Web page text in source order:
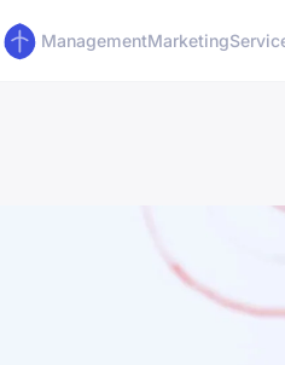
ManagementMarketing